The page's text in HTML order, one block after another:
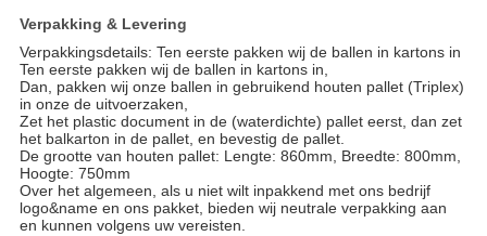
Verpakking & Levering
Verpakkingsdetails: Ten eerste pakken wij de ballen in kartons in
Ten eerste pakken wij de ballen in kartons in,
Dan, pakken wij onze ballen in gebruikend houten pallet (Triplex)
in onze de uitvoerzaken,
Zet het plastic document in de (waterdichte) pallet eerst, dan zet
het balkarton in de pallet, en bevestig de pallet.
De grootte van houten pallet: Lengte: 860mm, Breedte: 800mm,
Hoogte: 750mm
Over het algemeen, als u niet wilt inpakkend met ons bedrijf
logo&name en ons pakket, bieden wij neutrale verpakking aan
en kunnen volgens uw vereisten.